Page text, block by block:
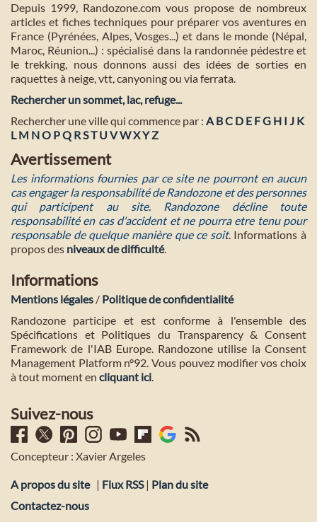
Depuis 1999, Randozone.com vous propose de nombreux
articles et fiches techniques pour préparer vos aventures en
France (Pyrénées, Alpes, Vosges...) et dans le monde (Népal,
Maroc, Réunion...) : spécialisé dans la randonnée pédestre et
le trekking, nous donnons aussi des idées de sorties en
raquettes à neige, vtt, canyoning ou via ferrata.
Rechercher un sommet, lac, refuge...
Rechercher une ville qui commence par : A BC D E FG H I J K
L M NO PQ RST U VWXYZ
Avertissement
Les informations fournies par ce site ne pourront en aucun
cas engager la responsabilité de Randozone et des personnes
qui participent au site. Randozone décline toute
responsabilité en cas d'accident et ne pourra etre tenu pour
responsable de quelque manière que ce soit. Informations à
propos des niveaux de difficulté.
Informations
Mentions légales / Politique de confidentialité
Randozone participe et est conforme à l'ensemble des
Spécifications et Politiques du Transparency & Consent
Framework de l'IAB Europe. Randozone utilise la Consent
Management Platform n°92. Vous pouvez modifier vos choix
à tout moment en cliquant ici.
Suivez-nous
Concepteur : Xavier Argeles
A propos du site | Flux RSS| Plan du site
Contactez-nous